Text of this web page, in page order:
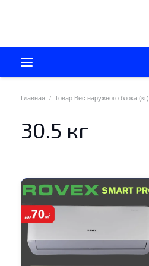
Главная / Товар Вес наружного блока (кг)
30.5 кг